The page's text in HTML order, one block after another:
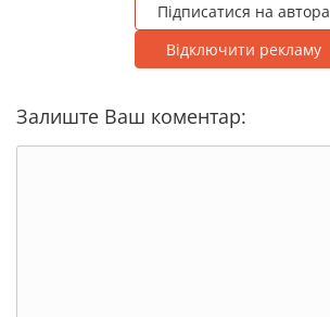
Підписатися на автора
Відключити рекламу
Залиште Ваш коментар: